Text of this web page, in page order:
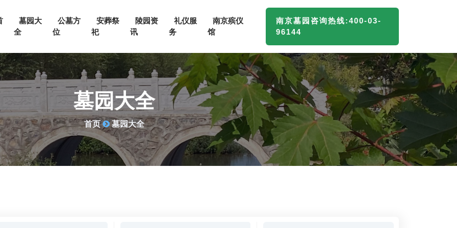
墓园大
全
公墓方
位
安葬祭
祀
陵园资
讯
礼仪服
务
南京殡仪
馆
南京墓园咨询热线:400-03-
96144
墓园大全
首页 墓园大全